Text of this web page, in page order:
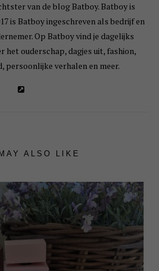
van de blog Batboy. Batboy is
is Batboy ingeschreven als bedrijf en
Op Batboy vind je dagelijks
het ouderschap, dagjes uit, fashion,
persoonlijke verhalen en meer.
ALSO LIKE